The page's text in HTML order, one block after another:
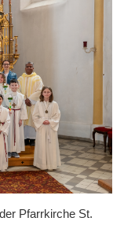
Pfarrkirche St.